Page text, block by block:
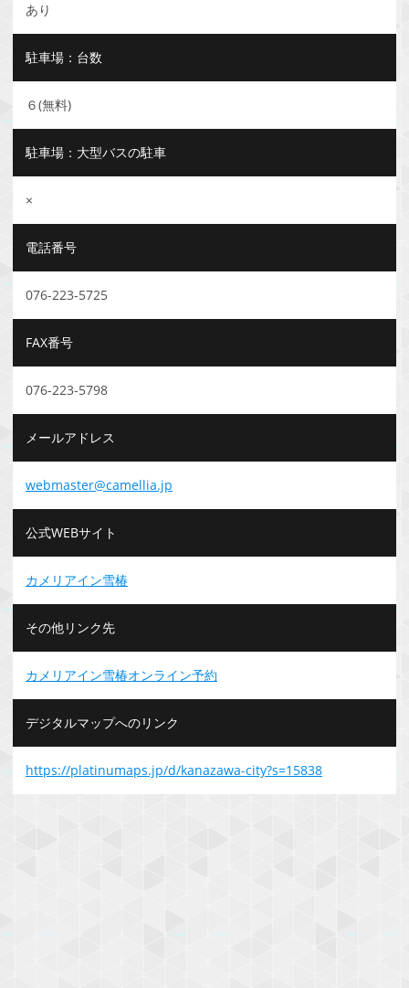
あり
駐車場：台数
６(無料)
駐車場：大型バスの駐車
×
電話番号
076-223-5725
FAX番号
076-223-5798
メールアドレス
webmaster@camellia.jp
公式WEBサイト
カメリアイン雪椿
その他リンク先
カメリアイン雪椿オンライン予約
デジタルマップへのリンク
https://platinumaps.jp/d/kanazawa-city?s=15838